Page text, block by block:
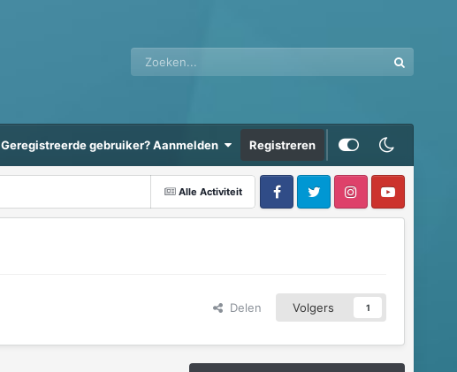
Geregistreerde gebruiker? Aanmelden Registreren
Alle Activiteit
Delen Volgers 1